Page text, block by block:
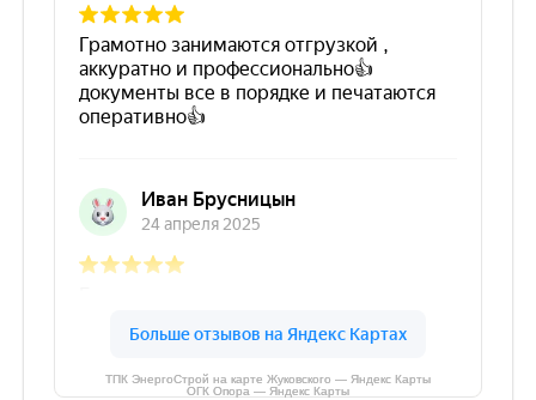
ТПК ЭнергоСтрой на карте Жуковского — Яндекс Карты
ОГК Опора — Яндекс Карты